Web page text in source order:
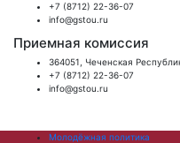
+7 (8712) 22-36-07
info@gstou.ru
Приемная комиссия
364051, Чеченская
+7 (8712) 22-36-07
info@gstou.ru
Молодёжная политика